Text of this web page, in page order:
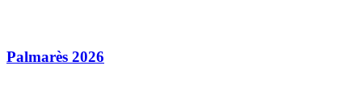
Palmarès 2026